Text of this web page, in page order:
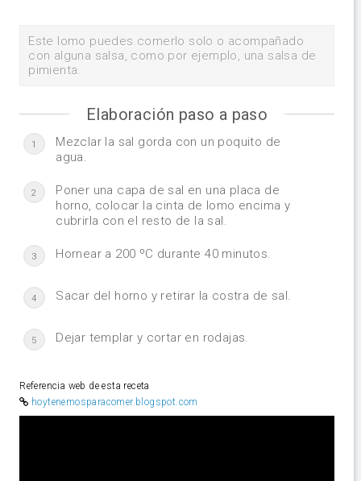
Este lomo puedes comerlo solo o acompañado
con alguna salsa, como por ejemplo, una salsa de
pimienta.
Elaboración paso a paso
1
Mezclar la sal gorda con un poquito de
agua.
2
Poner una capa de sal en una placa de
horno, colocar la cinta de lomo encima y
cubrirla con el resto de la sal.
3 Hornear a 200 ºC durante 40 minutos.
4 Sacar del horno y retirar la costra de sal.
5 Dejar templar y cortar en rodajas.
Referencia web de esta receta
hoytenemosparacomer.blogspot.com